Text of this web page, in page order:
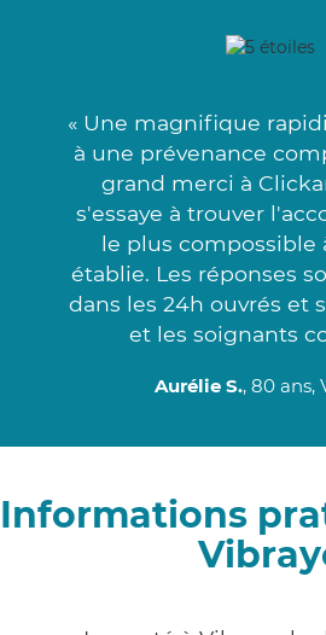
« Une magnifique
à une prévenance
grand merci à
s'essaye à trouver
le plus compossible
établie. Les réponses
dans les 24h ouvrés et
et les soignants
Aurélie S., 80 ans,
Informations